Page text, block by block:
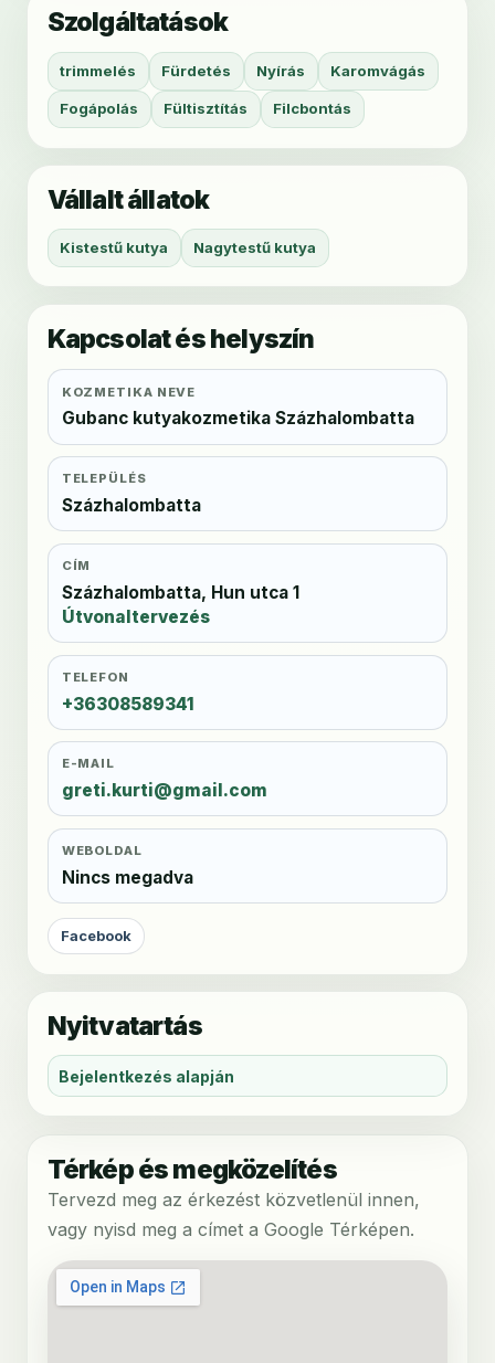
Szolgáltatások
trimmelés Fürdetés Nyírás Karomvágás
Fogápolás Fültisztítás Filcbontás
Vállalt állatok
Kistestű kutya Nagytestű kutya
Kapcsolat és helyszín
KOZMETIKA NEVE
Gubanc kutyakozmetika Százhalombatta
TELEPÜLÉS
Százhalombatta
CÍM
Százhalombatta, Hun utca 1
Útvonaltervezés
TELEFON
+36308589341
E-MAIL
greti.kurti@gmail.com
WEBOLDAL
Nincs megadva
Facebook
Nyitvatartás
Bejelentkezés alapján
Térkép és megközelítés
Tervezd meg az érkezést közvetlenül innen,
vagy nyisd meg a címet a Google Térképen.